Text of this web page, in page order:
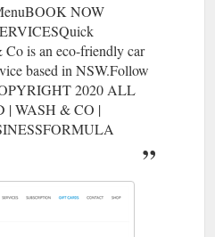
NOW
is an eco-friendly car
based in NSW.Follow
2020 ALL
| WASH & CO |